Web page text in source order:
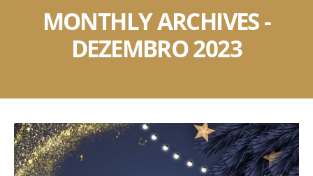
MONTHLY ARCHIVES -
DEZEMBRO 2023